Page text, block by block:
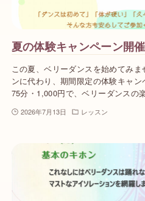
夏の体験キャンペーン開催
この夏、ベリーダンスを始めてみ
ンに代わり、期間限定の体験キャン
75分・1,000円で、ベリーダンスの
2026年7月13日 レッスン